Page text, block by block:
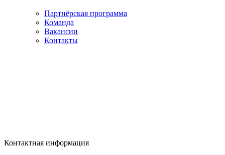
Партнёрская программа
Команда
Вакансии
Контакты
Контактная информация